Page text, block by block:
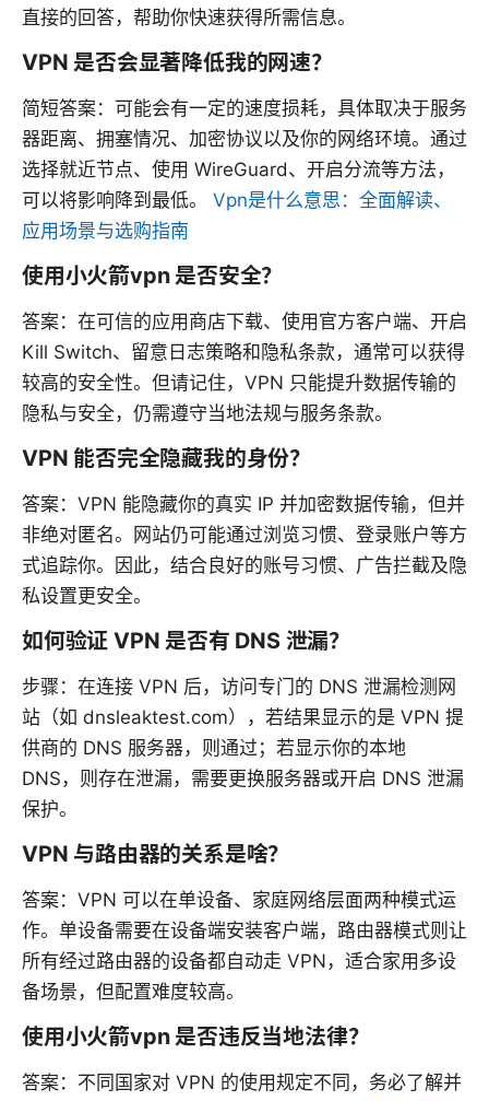
直接的回答，帮助你快速获得所需信息。
VPN 是否会显著降低我的网速？
简短答案：可能会有一定的速度损耗，具体取决于服务
器距离、拥塞情况、加密协议以及你的网络环境。通过
选择就近节点、使用 WireGuard、开启分流等方法，
可以将影响降到最低。 Vpn是什么意思：全面解读、
应用场景与选购指南
使用小火箭vpn 是否安全？
答案：在可信的应用商店下载、使用官方客户端、开启
Kill Switch、留意日志策略和隐私条款，通常可以获得
较高的安全性。但请记住，VPN 只能提升数据传输的
隐私与安全，仍需遵守当地法规与服务条款。
VPN 能否完全隐藏我的身份？
答案：VPN 能隐藏你的真实 IP 并加密数据传输，但并
非绝对匿名。网站仍可能通过浏览习惯、登录账户等方
式追踪你。因此，结合良好的账号习惯、广告拦截及隐
私设置更安全。
如何验证 VPN 是否有 DNS 泄漏？
步骤：在连接 VPN 后，访问专门的 DNS 泄漏检测网
站（如 dnsleaktest.com），若结果显示的是 VPN 提
供商的 DNS 服务器，则通过；若显示你的本地
DNS，则存在泄漏，需要更换服务器或开启 DNS 泄漏
保护。
VPN 与路由器的关系是啥？
答案：VPN 可以在单设备、家庭网络层面两种模式运
作。单设备需要在设备端安装客户端，路由器模式则让
所有经过路由器的设备都自动走 VPN，适合家用多设
备场景，但配置难度较高。
使用小火箭vpn 是否违反当地法律？
答案：不同国家对 VPN 的使用规定不同，务必了解并